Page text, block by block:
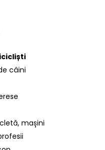
câini
mașini
ZDAR".